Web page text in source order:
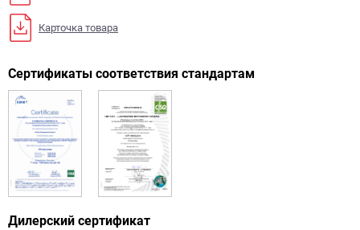
Карточка товара
Сертификаты соответствия стандартам
Дилерский сертификат